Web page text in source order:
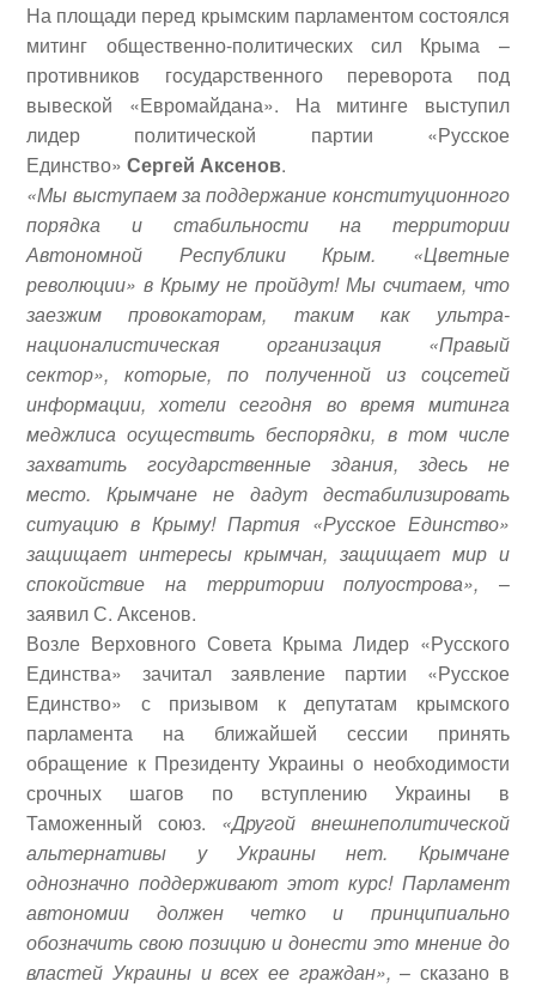
На площади перед крымским парламентом состоялся
митинг общественно-политических сил Крыма –
противников государственного переворота под
вывеской «Евромайдана». На митинге выступил
лидер политической партии «Русское
Единство»Сергей Аксенов.
«Мы выступаем за поддержание конституционного
порядка и стабильности на территории
Автономной Республики Крым. «Цветные
революции» в Крыму не пройдут! Мы считаем, что
заезжим провокаторам, таким как ультра-
националистическая организация «Правый
сектор», которые, по полученной из соцсетей
информации, хотели сегодня во время митинга
меджлиса осуществить беспорядки, в том числе
захватить государственные здания, здесь не
место. Крымчане не дадут дестабилизировать
ситуацию в Крыму! Партия «Русское Единство»
защищает интересы крымчан, защищает мир и
спокойствие на территории полуострова», –
заявил С. Аксенов.
Возле Верховного Совета Крыма Лидер «Русского
Единства» зачитал заявление партии «Русское
Единство» с призывом к депутатам крымского
парламента на ближайшей сессии принять
обращение к Президенту Украины о необходимости
срочных шагов по вступлению Украины в
Таможенный союз. «Другой внешнеполитической
альтернативы у Украины нет. Крымчане
однозначно поддерживают этот курс! Парламент
автономии должен четко и принципиально
обозначить свою позицию и донести это мнение до
властей Украины и всех ее граждан», – сказано в